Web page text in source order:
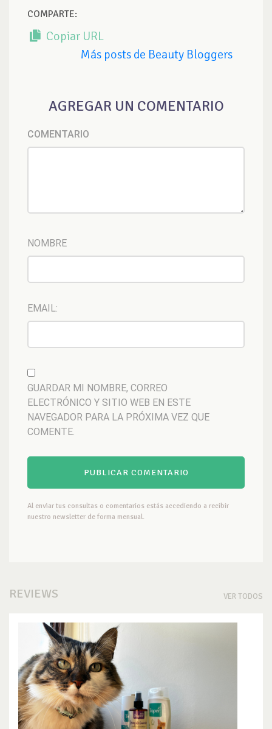
COMPARTE:
Copiar URL
Más posts de Beauty Bloggers
AGREGAR UN COMENTARIO
COMENTARIO
NOMBRE
EMAIL:
GUARDAR MI NOMBRE, CORREO
ELECTRÓNICO Y SITIO WEB EN ESTE
NAVEGADOR PARA LA PRÓXIMA VEZ QUE
COMENTE.
Al enviar tus consultas o comentarios estás accediendo a recibir
nuestro newsletter de forma mensual.
REVIEWS VER TODOS